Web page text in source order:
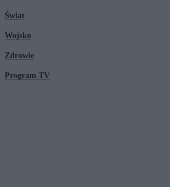
Świat
Wojsko
Zdrowie
Program TV